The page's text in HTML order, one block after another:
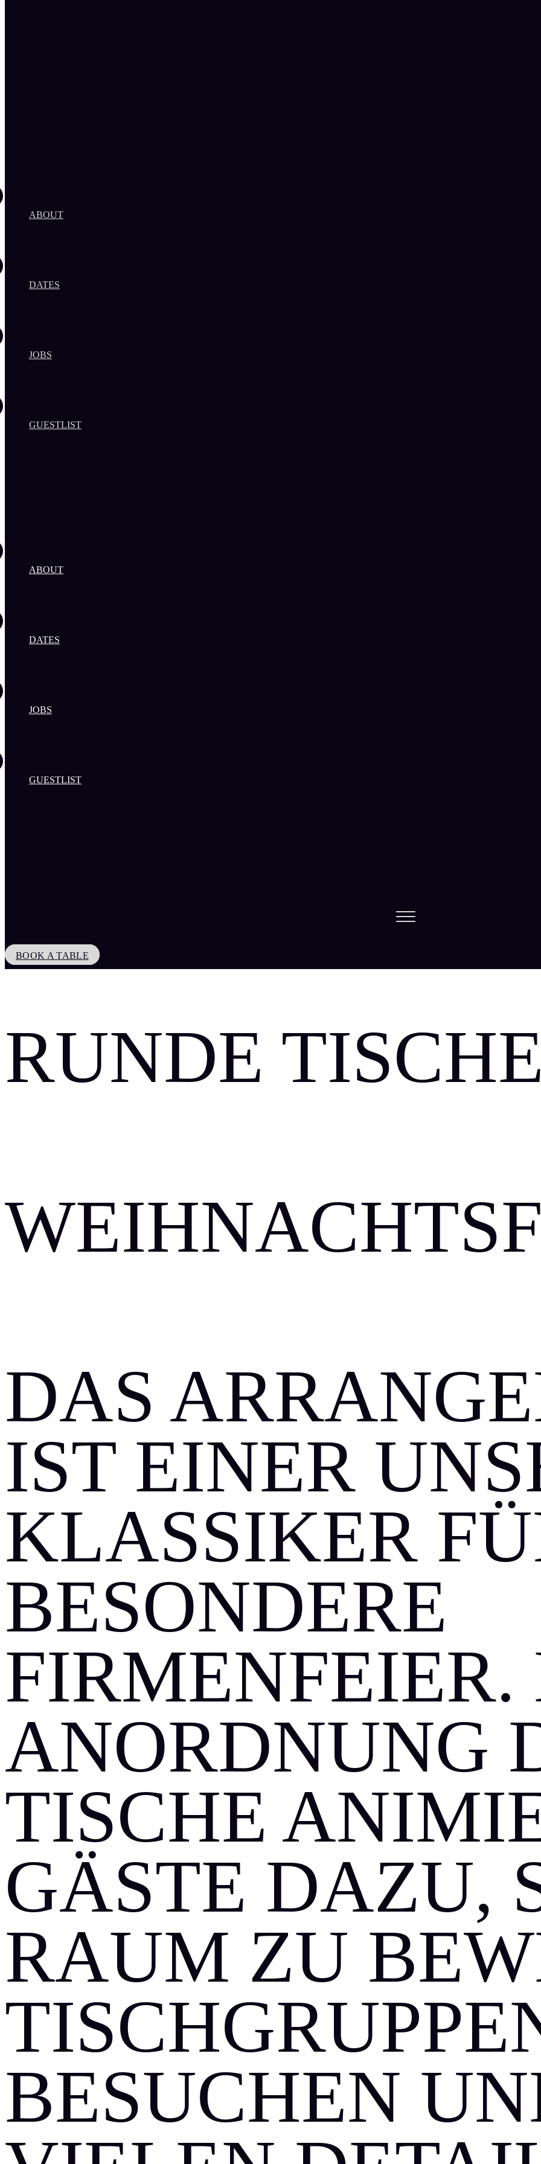
ABOUT
DATES
JOBS
GUESTLIST
ABOUT
DATES
JOBS
GUESTLIST
BOOK A TABLE
RUNDE
DAS
IST EINER
KLASSIKER
BESONDERE
FIRMENFEIER.
ANORDNUNG
TISCHE
GÄSTE DAZU,
RAUM ZU
BESUCHEN